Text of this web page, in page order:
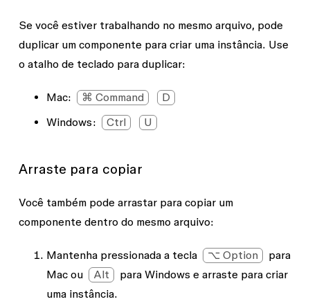
Se você estiver trabalhando no mesmo arquivo, pode
duplicar um componente para criar uma instância. Use
o atalho de teclado para duplicar:
Mac: ⌘ Command
D
Windows:
Ctrl U
Arraste para copiar
Você também pode arrastar para copiar um
componente dentro do mesmo arquivo:
Mantenha pressionada a tecla ⌥ Option
para
Mac ou
Alt
para Windows e arraste para criar
uma instância.